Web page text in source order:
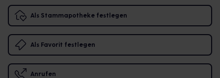
Als Stammapotheke festlegen
Als Favorit festlegen
Anrufen